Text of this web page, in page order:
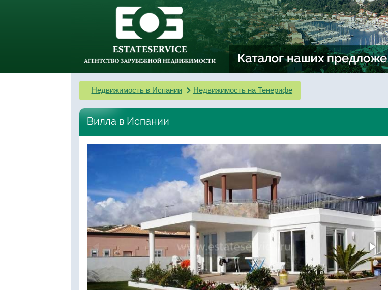
Недвижимость в Испании Недвижимость на Тенерифе
Вилла в Испании